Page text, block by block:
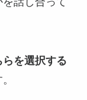
を選択する